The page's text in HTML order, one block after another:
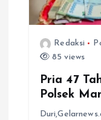
Redaksi
85 views
Pria 47
Polsek